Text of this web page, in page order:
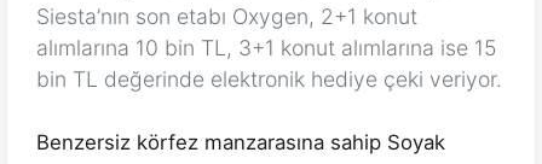
Siesta’nın son etabı Oxygen, 2+1 konut
alımlarına 10 bin TL, 3+1 konut alımlarına ise 15
bin TL değerinde elektronik hediye çeki veriyor.
Benzersiz körfez manzarasına sahip Soyak